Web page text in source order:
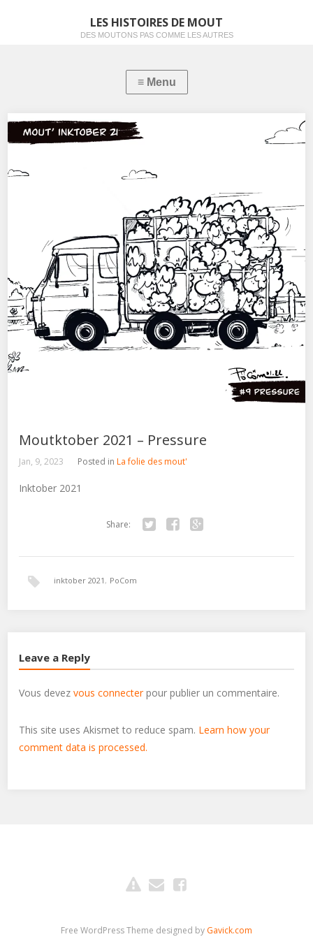
LES HISTOIRES DE MOUT
DES MOUTONS PAS COMME LES AUTRES
Moutktober 2021 – Pressure
Jan, 9, 2023 Posted inLa folie des mout'
Inktober 2021
Share:
inktober 2021 , PoCom
Leave a Reply
Vous devezvous connecterpour publier un commentaire.
This site uses Akismet to reduce spam. Learn how your
comment data is processed.
Free WordPress Theme designed by Gavick.com